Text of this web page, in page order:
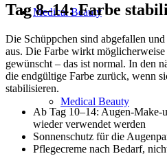
Medical Beauty
Medical Beauty
Tag 8–14: Farbe
Die Schüppchen sind abgefallen
aus. Die Farbe wirkt
gewünscht – das ist normal. In den
die endgültige Farbe zurück, wenn
stabilisieren.
Ab Tag 10–14: Augen-Make-
wieder verwendet werden
Sonnenschutz für die
Pflegecreme nach Bedarf,